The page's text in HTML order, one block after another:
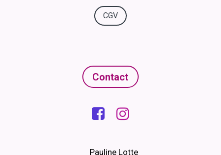
CGV
Contact
 
Pauline Lotte